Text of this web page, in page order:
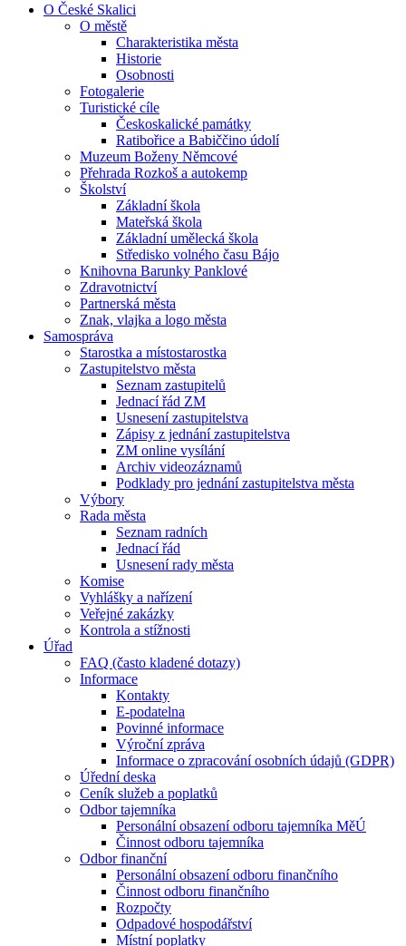
O České Skalici
O městě
Charakteristika města
Historie
Osobnosti
Fotogalerie
Turistické cíle
Českoskalické památky
Ratibořice a Babiččino údolí
Muzeum Boženy Němcové
Přehrada Rozkoš a autokemp
Školství
Základní škola
Mateřská škola
Základní umělecká škola
Středisko volného času Bájo
Knihovna Barunky Panklové
Zdravotnictví
Partnerská města
Znak, vlajka a logo města
Samospráva
Starostka a místostarostka
Zastupitelstvo města
Seznam zastupitelů
Jednací řád ZM
Usnesení zastupitelstva
Zápisy z jednání zastupitelstva
ZM online vysílání
Archiv videozáznamů
Podklady pro jednání zastupitelstva města
Výbory
Rada města
Seznam radních
Jednací řád
Usnesení rady města
Komise
Vyhlášky a nařízení
Veřejné zakázky
Kontrola a stížnosti
Úřad
FAQ (často kladené dotazy)
Informace
Kontakty
E-podatelna
Povinné informace
Výroční zpráva
Informace o zpracování osobních údajů (GDPR)
Úřední deska
Ceník služeb a poplatků
Odbor tajemníka
Personální obsazení odboru tajemníka MěÚ
Činnost odboru tajemníka
Odbor finanční
Personální obsazení odboru finančního
Činnost odboru finančního
Rozpočty
Odpadové hospodářství
Místní poplatky